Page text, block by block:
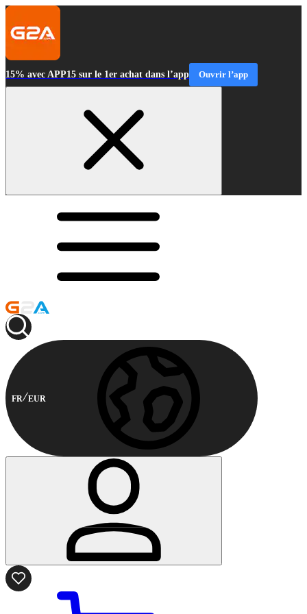
15% avec APP15 sur le 1er achat dans l’app Ouvrir l’app
FR EUR